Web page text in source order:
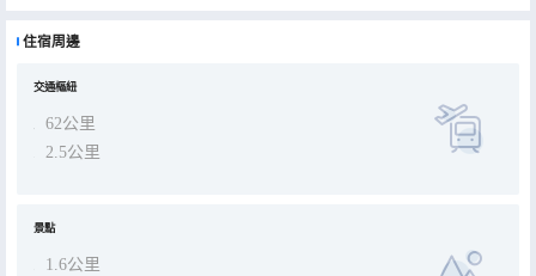
住宿周邊
交通樞紐
62公里
2.5公里
景點
1.6公里